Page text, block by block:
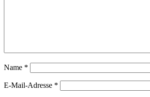
Name *
E-Mail-Adresse *